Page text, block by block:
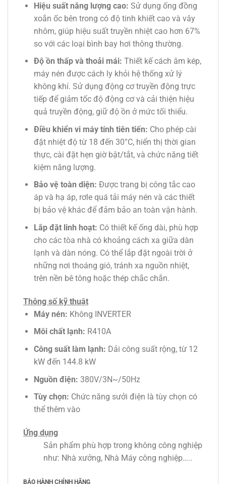
Hiệu suất năng lượng cao: Sử dụng ống đồng
xoắn ốc bên trong có độ tinh khiết cao và vây
nhôm, giúp hiệu suất truyền nhiệt cao hơn 67%
so với các loại bình bay hơi thông thường.
Độ ồn thấp và thoải mái: Thiết kế cách âm kép,
máy nén được cách ly khỏi hệ thống xử lý
không khí. Sử dụng động cơ truyền động trực
tiếp để giảm tốc độ động cơ và cải thiện hiệu
quả truyền động, giữ độ ồn ở mức tối thiểu.
Điều khiển vi máy tính tiên tiến: Cho phép cài
đặt nhiệt độ từ 18 đến 30°C, hiển thị thời gian
thực, cài đặt hẹn giờ bật/tắt, và chức năng tiết
kiệm năng lượng.
Bảo vệ toàn diện: Được trang bị công tắc cao
áp và hạ áp, rơle quá tải máy nén và các thiết
bị bảo vệ khác để đảm bảo an toàn vận hành.
Lắp đặt linh hoạt: Có thiết kế ống dài, phù hợp
cho các tòa nhà có khoảng cách xa giữa dàn
lạnh và dàn nóng. Có thể lắp đặt ngoài trời ở
những nơi thoáng gió, tránh xa nguồn nhiệt,
trên nền bê tông hoặc thép chắc chắn.
Thông số kỹ thuật
Máy nén: Không INVERTER
Môi chất lạnh: R410A
Công suất làm lạnh: Dải công suất rộng, từ 12
kW đến 144.8 kW
Nguồn điện: 380V/3N~/50Hz
Tùy chọn: Chức năng sưởi điện là tùy chọn có
thể thêm vào
Ứng dụng
Sản phẩm phù hợp trong không công nghiệp
như: Nhà xưởng, Nhà Máy công nghiệp…..
BẢO HÀNH CHÍNH HÃNG